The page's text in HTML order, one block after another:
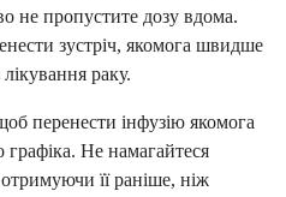
не пропустите дозу вдома.
зустріч, якомога швидше
раку.
перенести інфузію якомога
Не намагайтеся
її раніше, ніж